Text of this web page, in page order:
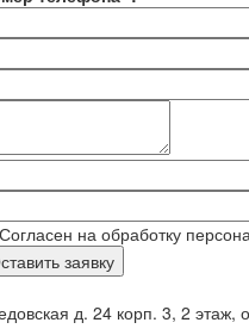
Согласен на обработку
д. 24 корп. 3, 2